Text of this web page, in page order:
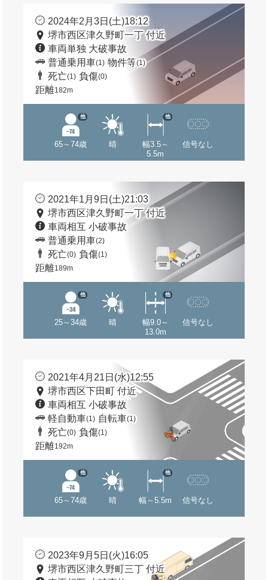
2024年2月3日(土)18:12
堺市西区津久野町一丁 付近
車両単独 大破事故
普通乗用車(1) 物件等(1)
死亡(1) 負傷(0)
距離182m
65～74歳
他
晴
幅3.5～
5.5m
他
信号なし
2021年1月9日(土)21:03
堺市西区津久野町一丁 付近
車両相互 小破事故
普通乗用車(2)
死亡(0) 負傷(1)
距離189m
25～34歳
他
晴
幅9.0～
13.0m
他
信号なし
2021年4月21日(水)12:55
堺市西区下田町 付近
車両相互 小破事故
軽自動車(1) 自転車(1)
死亡(0) 負傷(1)
距離192m
65～74歳
他
晴 幅～5.5m
他
信号なし
2023年9月5日(火)16:05
堺市西区津久野町三丁 付近